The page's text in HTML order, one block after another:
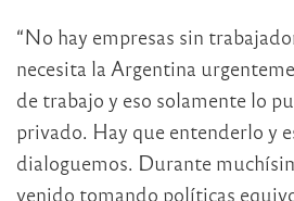
“No hay empresas sin
necesita la Argentina
de trabajo y eso solamente lo
privado. Hay que entenderlo y
dialoguemos. Durante
venido tomando políticas